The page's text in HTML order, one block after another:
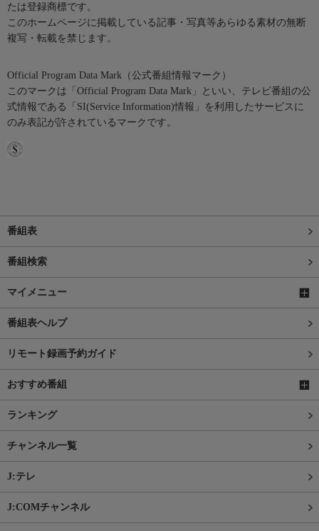
たは登録商標です。
このホームページに掲載している記事・写真等あらゆる素材の無断
複写・転載を禁じます。
Official Program Data Mark（公式番組情報マーク）
このマークは「Official Program Data Mark」といい、テレビ番組の公
式情報である「SI(Service Information)情報」を利用したサービスに
のみ表記が許されているマークです。
番組表
番組検索
マイメニュー
番組表ヘルプ
リモート録画予約ガイド
おすすめ番組
ランキング
チャンネル一覧
J:テレ
J:COMチャンネル